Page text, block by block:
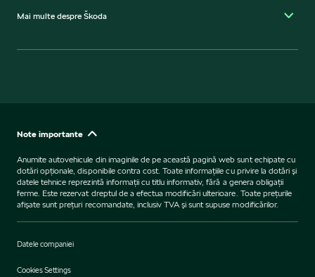
Mai multe despre Škoda
Note importante
Anumite autovehicule din imaginile de pe această pagină web sunt echipate cu
dotări opţionale, disponibile contra cost. Toate informaţiile cu privire la dotări şi
datele tehnice reprezintă informaţii cu titlu informativ, fără a genera obligaţii
ferme. Este rezervat dreptul de a efectua modificări ulterioare. Toate preţurile
afişate sunt preţuri recomandate, inclusiv TVA şi sunt supuse modificărilor.
Datele companiei
Cookies Settings